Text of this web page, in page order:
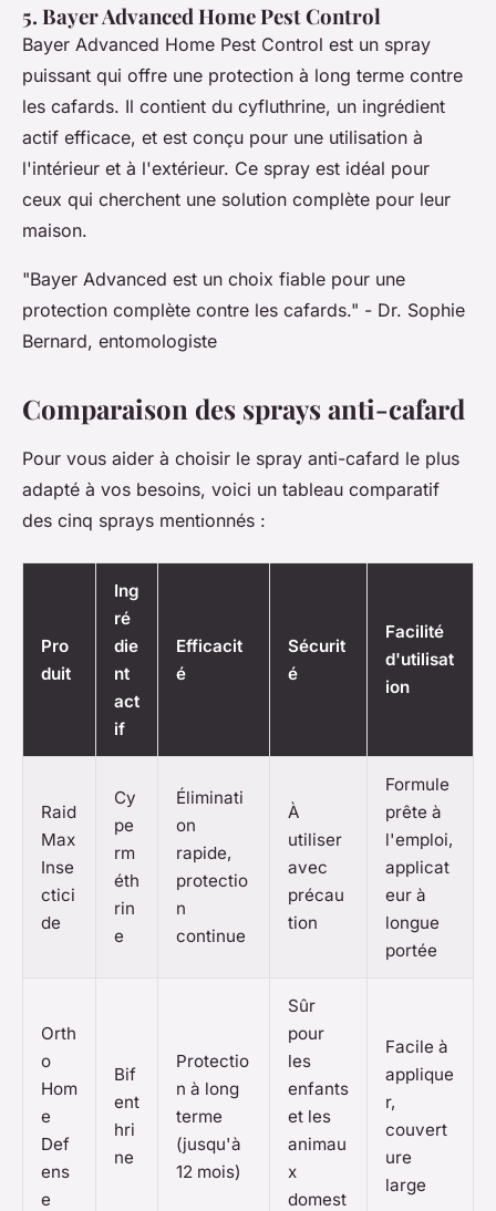
5. Bayer Advanced Home Pest Control
Bayer Advanced Home Pest Control est un spray
puissant qui offre une protection à long terme contre
les cafards. Il contient du cyfluthrine, un ingrédient
actif efficace, et est conçu pour une utilisation à
l'intérieur et à l'extérieur. Ce spray est idéal pour
ceux qui cherchent une solution complète pour leur
maison.
"Bayer Advanced est un choix fiable pour une
protection complète contre les cafards." - Dr. Sophie
Bernard, entomologiste
Comparaison des sprays anti-cafard
Pour vous aider à choisir le spray anti-cafard le plus
adapté à vos besoins, voici un tableau comparatif
des cinq sprays mentionnés :
Pro
duit
Ing
ré
die
nt
act
if
Efficacit
é
Sécurit
é
Facilité
d'utilisat
ion
Raid
Max
Inse
ctici
de
Cy
pe
rm
éth
rin
e
Éliminati
on
rapide,
protectio
n
continue
À
utiliser
avec
précau
tion
Formule
prête à
l'emploi,
applicat
eur à
longue
portée
Orth
o
Hom
e
Def
ens
e
Bif
ent
hri
ne
Protectio
n à long
terme
(jusqu'à
12 mois)
Sûr
pour
les
enfants
et les
animau
x
domest
Facile à
applique
r,
couvert
ure
large